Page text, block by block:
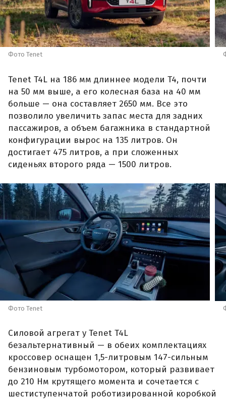
Фото Tenet
Tenet T4L на 186 мм длиннее модели T4, почти
на 50 мм выше, а его колесная база на 40 мм
больше — она составляет 2650 мм. Все это
позволило увеличить запас места для задних
пассажиров, а объем багажника в стандартной
конфигурации вырос на 135 литров. Он
достигает 475 литров, а при сложенных
сиденьях второго ряда — 1500 литров.
Фото Tenet
Силовой агрегат у Tenet T4L
безальтернативный — в обеих комплектациях
кроссовер оснащен 1,5-литровым 147-сильным
бензиновым турбомотором, который развивает
до 210 Нм крутящего момента и сочетается с
шестиступенчатой роботизированной коробкой